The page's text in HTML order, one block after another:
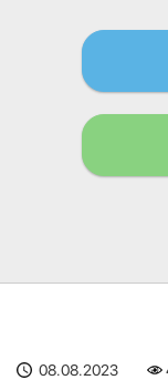
08.08.2023